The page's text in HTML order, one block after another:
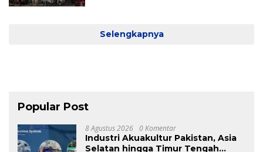
Selengkapnya
Popular Post
8 Agustus 2026 0 Komentar
Industri Akuakultur Pakistan, Asia
Selatan hingga Timur Tengah